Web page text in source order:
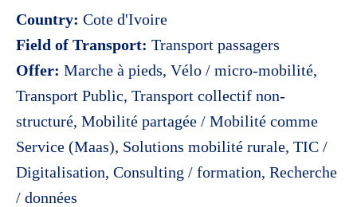
Country: Cote d'Ivoire
Field of Transport: Transport passagers
Offer: Marche à pieds, Vélo / micro-mobilité,
Transport Public, Transport collectif non-
structuré, Mobilité partagée / Mobilité comme
Service (Maas), Solutions mobilité rurale, TIC /
Digitalisation, Consulting / formation, Recherche
/ données